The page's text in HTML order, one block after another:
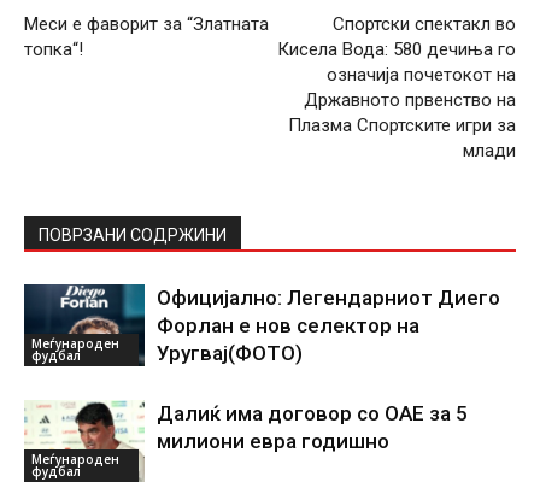
Меси е фаворит за “Златната
топка“!
Спортски спектакл во
Кисела Вода: 580 дечиња го
означија почетокот на
Државното првенство на
Плазма Спортските игри за
млади
ПОВРЗАНИ СОДРЖИНИ
Меѓународен
фудбал
Официјално: Легендарниот Диего
Форлан е нов селектор на
Уругвај(ФОТО)
Меѓународен
фудбал
Далиќ има договор со ОАЕ за 5
милиони евра годишно